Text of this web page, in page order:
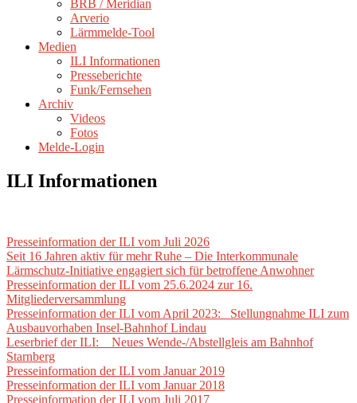
BRB / Meridian
Arverio
Lärmmelde-Tool
Medien
ILI Informationen
Presseberichte
Funk/Fernsehen
Archiv
Videos
Fotos
Melde-Login
ILI Informationen
Presseinformation der ILI vom Juli 2026
Seit 16 Jahren aktiv für mehr Ruhe – Die Interkommunale
Lärmschutz-Initiative engagiert sich für betroffene Anwohner
Presseinformation der ILI vom 25.6.2024 zur 16.
Mitgliederversammlung
Presseinformation der ILI vom April 2023: Stellungnahme ILI zum
Ausbauvorhaben Insel-Bahnhof Lindau
Leserbrief der ILI: Neues Wende-/Abstellgleis am Bahnhof
Starnberg
Presseinformation der ILI vom Januar 2019
Presseinformation der ILI vom Januar 2018
Presseinformation der ILI vom Juli 2017